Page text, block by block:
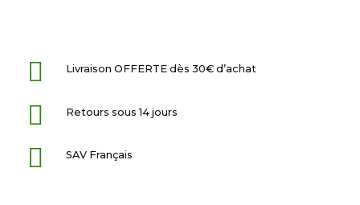
Livraison OFFERTE dès 30€ d’achat
Retours sous 14 jours
SAV Français